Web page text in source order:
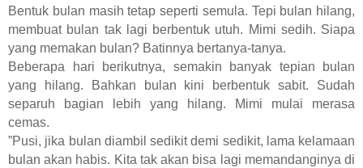
Bentuk bulan masih tetap seperti semula. Tepi bulan hilang,
membuat bulan tak lagi berbentuk utuh. Mimi sedih. Siapa
yang memakan bulan? Batinnya bertanya-tanya.
Beberapa hari berikutnya, semakin banyak tepian bulan
yang hilang. Bahkan bulan kini berbentuk sabit. Sudah
separuh bagian lebih yang hilang. Mimi mulai merasa
cemas.
”Pusi, jika bulan diambil sedikit demi sedikit, lama kelamaan
bulan akan habis. Kita tak akan bisa lagi memandanginya di